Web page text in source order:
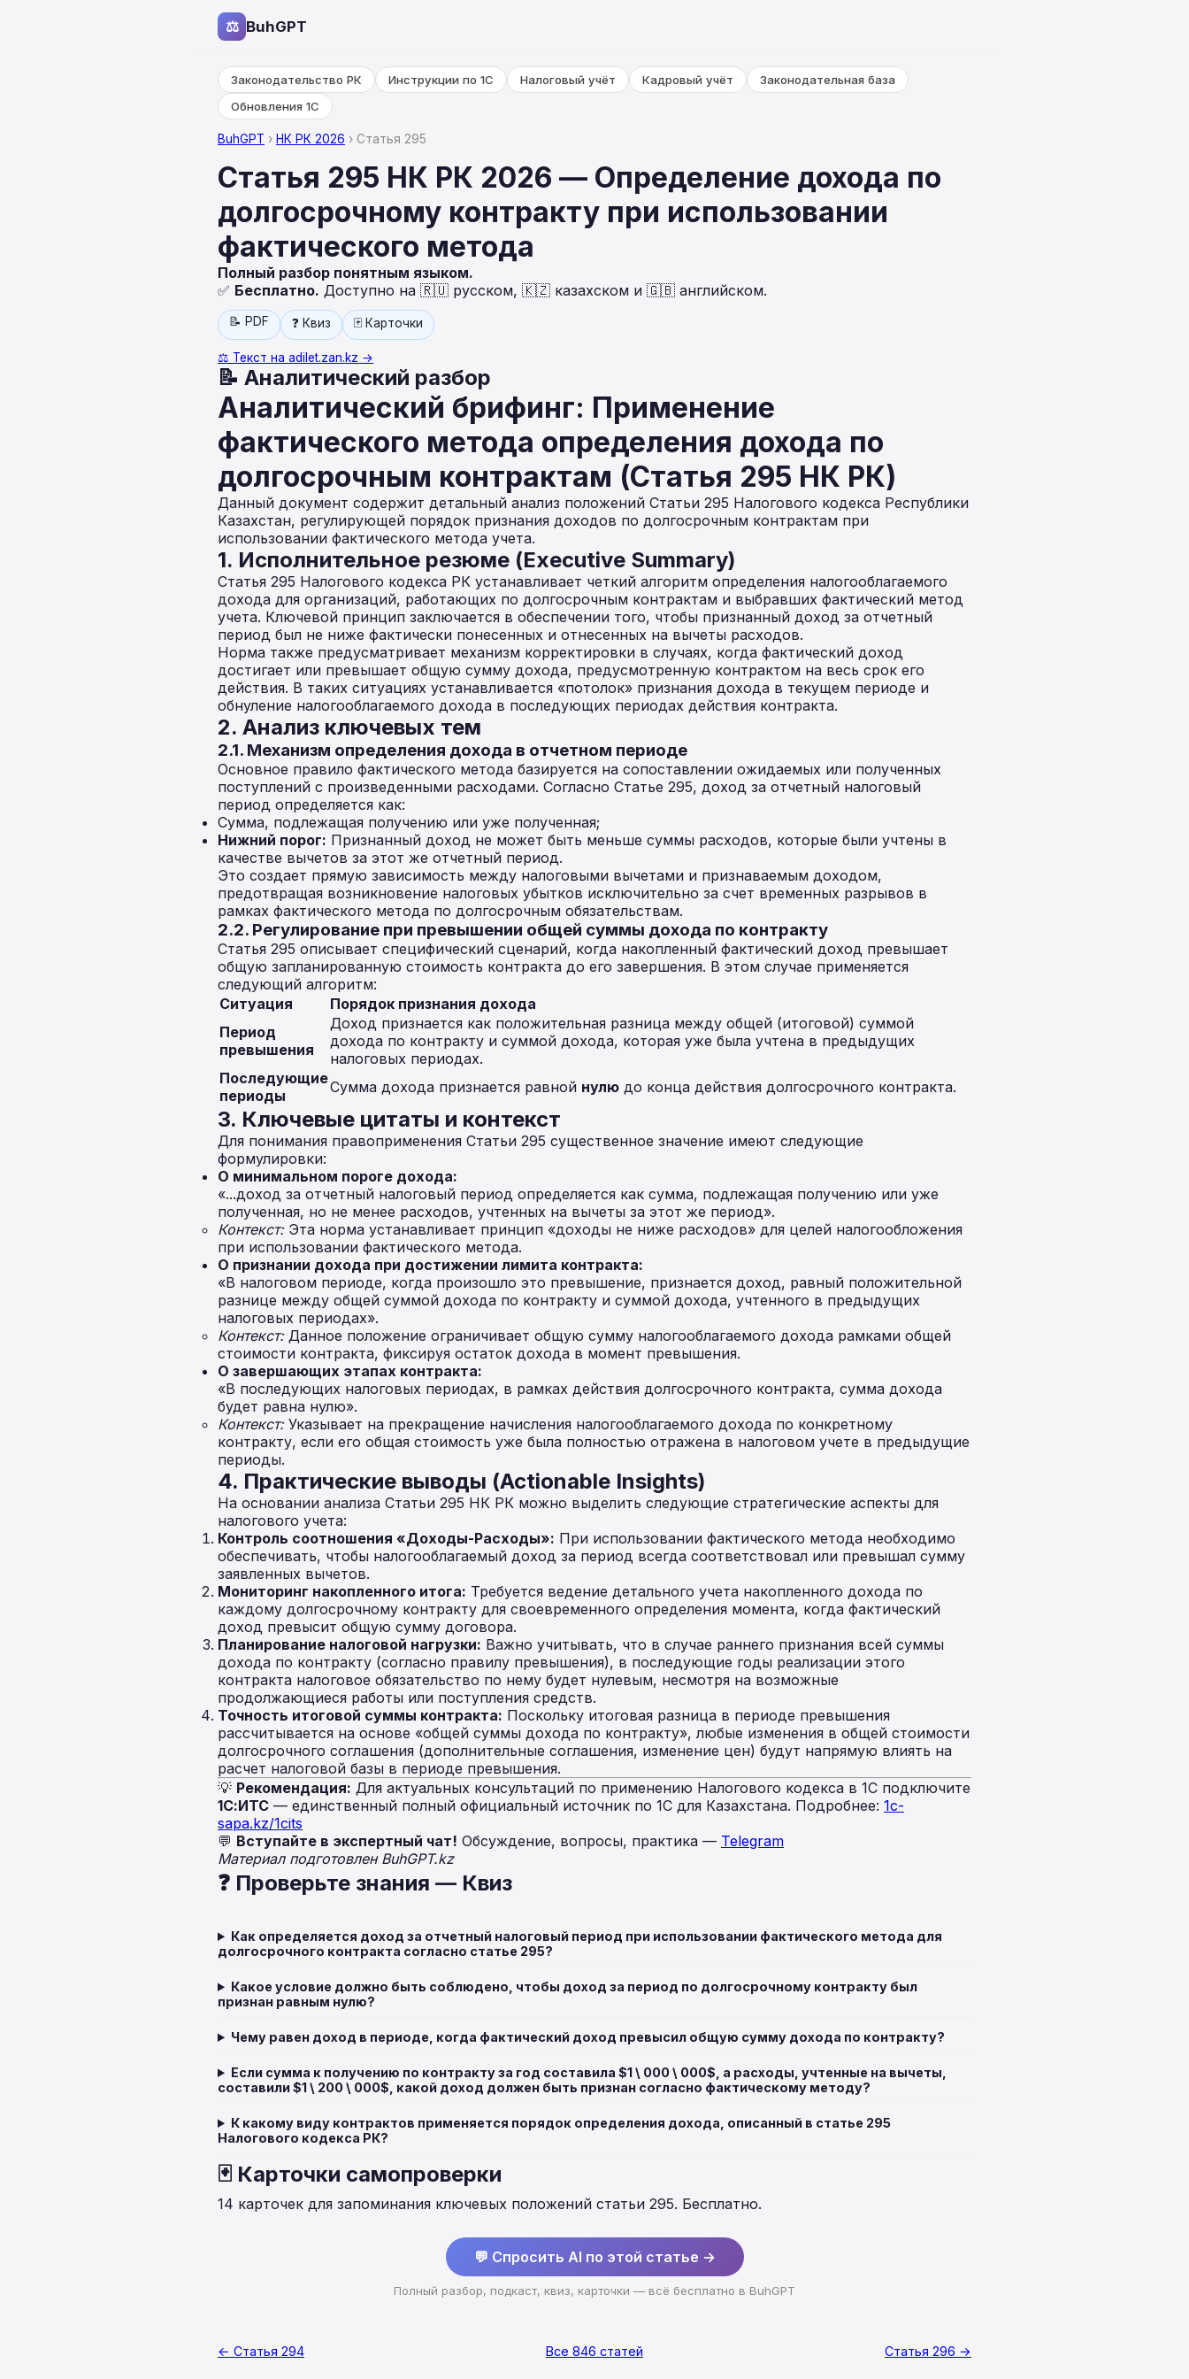
⚖ BuhGPT
Законодательство РК Инструкции по 1С Налоговый учёт Кадровый учёт
Законодательная база
Обновления 1С
BuhGPT › НК РК 2026 › Статья 295
Статья 295 НК РК 2026 — Определение дохода по
долгосрочному контракту при использовании
фактического метода
Полный разбор понятным языком.
✅ Бесплатно. Доступно на 🇷🇺 русском, 🇰🇿 казахском и 🇬🇧 английском.
📝 PDF ❓ Квиз 🃏 Карточки
⚖️ Текст на adilet.zan.kz →
📝 Аналитический разбор
Аналитический брифинг: Применение
фактического метода определения дохода по
долгосрочным контрактам (Статья 295 НК РК)
Данный документ содержит детальный анализ положений Статьи 295 Налогового кодекса Республики
Казахстан, регулирующей порядок признания доходов по долгосрочным контрактам при
использовании фактического метода учета.
1. Исполнительное резюме (Executive Summary)
Статья 295 Налогового кодекса РК устанавливает четкий алгоритм определения налогооблагаемого
дохода для организаций, работающих по долгосрочным контрактам и выбравших фактический метод
учета. Ключевой принцип заключается в обеспечении того, чтобы признанный доход за отчетный
период был не ниже фактически понесенных и отнесенных на вычеты расходов.
Норма также предусматривает механизм корректировки в случаях, когда фактический доход
достигает или превышает общую сумму дохода, предусмотренную контрактом на весь срок его
действия. В таких ситуациях устанавливается «потолок» признания дохода в текущем периоде и
обнуление налогооблагаемого дохода в последующих периодах действия контракта.
2. Анализ ключевых тем
2.1. Механизм определения дохода в отчетном периоде
Основное правило фактического метода базируется на сопоставлении ожидаемых или полученных
поступлений с произведенными расходами. Согласно Статье 295, доход за отчетный налоговый
период определяется как:
Сумма, подлежащая получению или уже полученная;
Нижний порог: Признанный доход не может быть меньше суммы расходов, которые были учтены в
качестве вычетов за этот же отчетный период.
Это создает прямую зависимость между налоговыми вычетами и признаваемым доходом,
предотвращая возникновение налоговых убытков исключительно за счет временных разрывов в
рамках фактического метода по долгосрочным обязательствам.
2.2. Регулирование при превышении общей суммы дохода по контракту
Статья 295 описывает специфический сценарий, когда накопленный фактический доход превышает
общую запланированную стоимость контракта до его завершения. В этом случае применяется
следующий алгоритм:
Ситуация
Порядок признания дохода
Период
превышения
Доход признается как положительная разница между общей (итоговой) суммой
дохода по контракту и суммой дохода, которая уже была учтена в предыдущих
налоговых периодах.
Последующие
периоды
Сумма дохода признается равной нулю до конца действия долгосрочного контракта.
3. Ключевые цитаты и контекст
Для понимания правоприменения Статьи 295 существенное значение имеют следующие
формулировки:
О минимальном пороге дохода:
«...доход за отчетный налоговый период определяется как сумма, подлежащая получению или уже
полученная, но не менее расходов, учтенных на вычеты за этот же период».
Контекст:Эта норма устанавливает принцип «доходы не ниже расходов» для целей налогообложения
при использовании фактического метода.
О признании дохода при достижении лимита контракта:
«В налоговом периоде, когда произошло это превышение, признается доход, равный положительной
разнице между общей суммой дохода по контракту и суммой дохода, учтенного в предыдущих
налоговых периодах».
Контекст:Данное положение ограничивает общую сумму налогооблагаемого дохода рамками общей
стоимости контракта, фиксируя остаток дохода в момент превышения.
О завершающих этапах контракта:
«В последующих налоговых периодах, в рамках действия долгосрочного контракта, сумма дохода
будет равна нулю».
Контекст:Указывает на прекращение начисления налогооблагаемого дохода по конкретному
контракту, если его общая стоимость уже была полностью отражена в налоговом учете в предыдущие
периоды.
4. Практические выводы (Actionable Insights)
На основании анализа Статьи 295 НК РК можно выделить следующие стратегические аспекты для
налогового учета:
Контроль соотношения «Доходы-Расходы»: При использовании фактического метода необходимо
обеспечивать, чтобы налогооблагаемый доход за период всегда соответствовал или превышал сумму
заявленных вычетов.
Мониторинг накопленного итога: Требуется ведение детального учета накопленного дохода по
каждому долгосрочному контракту для своевременного определения момента, когда фактический
доход превысит общую сумму договора.
Планирование налоговой нагрузки: Важно учитывать, что в случае раннего признания всей суммы
дохода по контракту (согласно правилу превышения), в последующие годы реализации этого
контракта налоговое обязательство по нему будет нулевым, несмотря на возможные
продолжающиеся работы или поступления средств.
Точность итоговой суммы контракта: Поскольку итоговая разница в периоде превышения
рассчитывается на основе «общей суммы дохода по контракту», любые изменения в общей стоимости
долгосрочного соглашения (дополнительные соглашения, изменение цен) будут напрямую влиять на
расчет налоговой базы в периоде превышения.
💡 Рекомендация: Для актуальных консультаций по применению Налогового кодекса в 1С подключите
1С:ИТС — единственный полный официальный источник по 1С для Казахстана. Подробнее: 1c-
sapa.kz/1cits
💬 Вступайте в экспертный чат! Обсуждение, вопросы, практика — Telegram
Материал подготовлен BuhGPT.kz
❓ Проверьте знания — Квиз
Как определяется доход за отчетный налоговый период при использовании фактического метода для
долгосрочного контракта согласно статье 295?
Какое условие должно быть соблюдено, чтобы доход за период по долгосрочному контракту был
признан равным нулю?
Чему равен доход в периоде, когда фактический доход превысил общую сумму дохода по контракту?
Если сумма к получению по контракту за год составила $1 \ 000 \ 000$, а расходы, учтенные на вычеты,
составили $1 \ 200 \ 000$, какой доход должен быть признан согласно фактическому методу?
К какому виду контрактов применяется порядок определения дохода, описанный в статье 295
Налогового кодекса РК?
🃏 Карточки самопроверки
14 карточек для запоминания ключевых положений статьи 295. Бесплатно.
💬 Спросить AI по этой статье →
Полный разбор, подкаст, квиз, карточки — всё бесплатно в BuhGPT
← Статья 294 Все 846 статей Статья 296 →